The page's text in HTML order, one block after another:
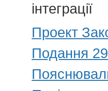
інтеграції
Проект
Подання